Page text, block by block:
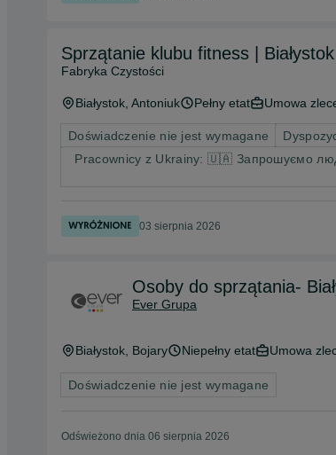
Sprzątanie klubu fitness |
Fabryka Czystości
Białystok , Antoniuk Pełny etat Umowa
Doświadczenie nie jest wymagane
Pracownicy z Ukrainy: 🇺🇦 Запрошуємо
03 sierpnia 2026
Osoby do sprzątania-
Ever Grupa
Białystok , Bojary Niepełny etat Umowa
Doświadczenie nie jest wymagane
Odświeżono dnia 06 sierpnia 2026